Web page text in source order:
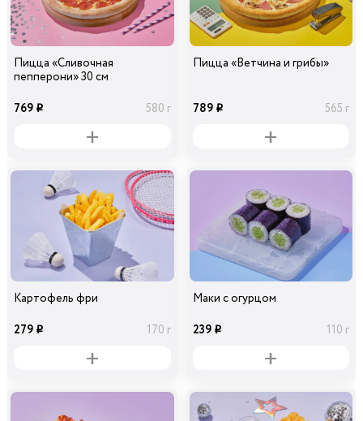
Пицца «Сливочная
пепперони» 30 см
769 i 580 г
Пицца «Ветчина и грибы»
789 i 565 г
Картофель фри
279 i 170 г
Маки с огурцом
239 i 110 г